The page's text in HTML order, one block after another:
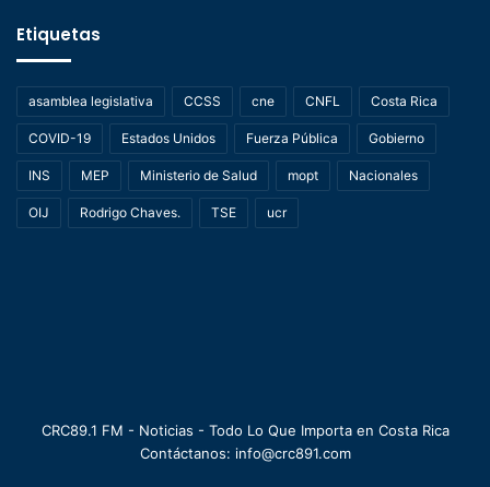
Etiquetas
asamblea legislativa CCSS cne CNFL Costa Rica
COVID-19 Estados Unidos Fuerza Pública Gobierno
INS MEP Ministerio de Salud mopt Nacionales
OIJ Rodrigo Chaves. TSE ucr
CRC89.1 FM - Noticias - Todo Lo Que Importa en Costa Rica
Contáctanos: info@crc891.com